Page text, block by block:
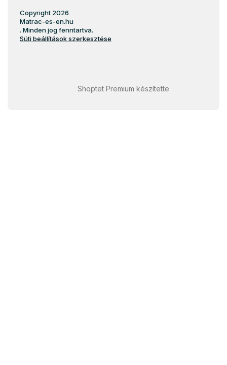
Shoptet Premium készítette
Copyright 2026
Matrac-es-en.hu
. Minden jog fenntartva.
Süti beállítások szerkesztése